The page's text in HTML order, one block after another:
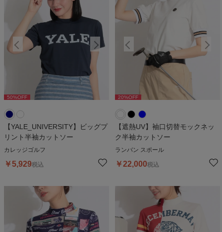
50%OFF %OFF
【YALE_UNIVERSITY】ビッグプ
リント半袖カットソー
カレッジゴルフ
￥5,929税込
20%OFF 20%OFF
【遮熱UV】袖口切替モックネッ
ク半袖カットソー
ランバン スポール
￥22,000税込